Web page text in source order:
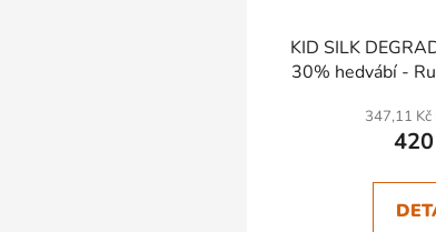
KID SILK
30% hedvábí -
347,11 Kč